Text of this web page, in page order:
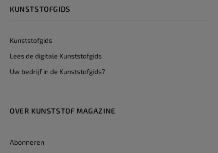
KUNSTSTOFGIDS
Kunststofgids
Lees de digitale Kunststofgids
Uw bedrijf in de Kunststofgids?
OVER KUNSTSTOF MAGAZINE
Abonneren